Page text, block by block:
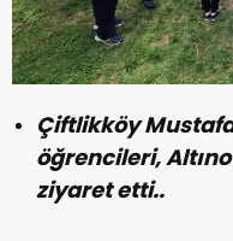
Çiftlikköy
öğrencileri,
ziyaret etti..